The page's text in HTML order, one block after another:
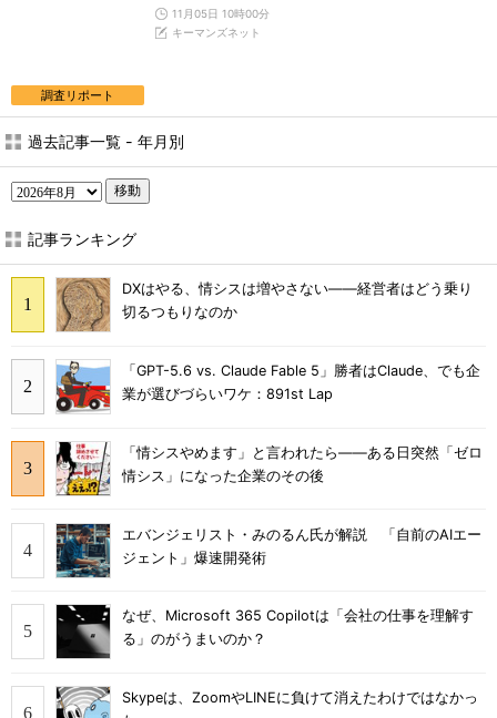
調査リポート
11月05日 10時00分
キーマンズネット
過去記事一覧 - 年月別
移動
記事ランキング
DXはやる、情シスは増やさない――経営者はどう乗り
切るつもりなのか
「GPT-5.6 vs. Claude Fable 5」勝者はClaude、でも企
業が選びづらいワケ：891st Lap
「情シスやめます」と言われたら――ある日突然「ゼロ
情シス」になった企業のその後
エバンジェリスト・みのるん氏が解説 「自前のAIエー
ジェント」爆速開発術
なぜ、Microsoft 365 Copilotは「会社の仕事を理解す
る」のがうまいのか？
Skypeは、ZoomやLINEに負けて消えたわけではなかっ